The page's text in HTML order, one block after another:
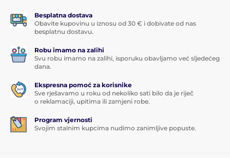
Besplatna dostava
Obavite kupovinu u iznosu od 30 € i dobivate od nas
besplatnu dostavu.
Robu imamo na zalihi
Svu robu imamo na zalihi, isporuku obavljamo već sljedećeg
dana.
Ekspresna pomoć za korisnike
Sve rješavamo u roku od nekoliko sati bilo da je riječ
o reklamaciji, upitima ili zamjeni robe.
Program vjernosti
Svojim stalnim kupcima nudimo zanimljive popuste.